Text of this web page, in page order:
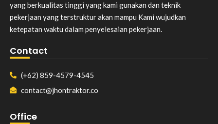
yang berkualitas tinggi yang kami gunakan dan teknik
pekerjaan yang terstruktur akan mampu Kami wujudkan
ketepatan waktu dalam penyelesaian pekerjaan.
Contact
(+62) 859-4579-4545
contact@jhontraktor.co
Office